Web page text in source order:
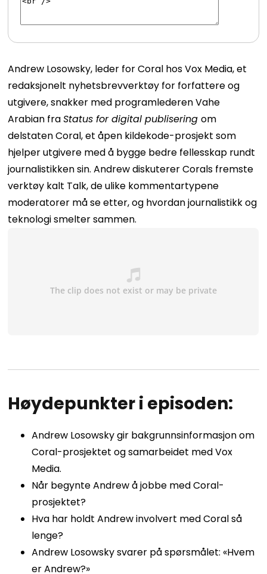
Andrew Losowsky, leder for Coral hos Vox Media, et
redaksjonelt nyhetsbrevverktøy for forfattere og
utgivere, snakker med programlederen Vahe
Arabian fraStatus for digital publiseringom
delstaten Coral, et åpen kildekode-prosjekt som
hjelper utgivere med å bygge bedre fellesskap rundt
journalistikken sin. Andrew diskuterer Corals fremste
verktøy kalt Talk, de ulike kommentartypene
moderatorer må se etter, og hvordan journalistikk og
teknologi smelter sammen.
Høydepunkter i episoden:
Andrew Losowsky gir bakgrunnsinformasjon om
Coral-prosjektet og samarbeidet med Vox
Media.
Når begynte Andrew å jobbe med Coral-
prosjektet?
Hva har holdt Andrew involvert med Coral så
lenge?
Andrew Losowsky svarer på spørsmålet: «Hvem
er Andrew?»